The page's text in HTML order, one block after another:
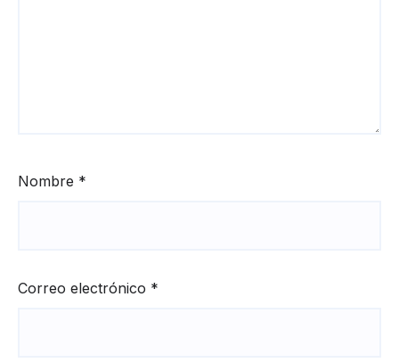
Nombre *
Correo electrónico *